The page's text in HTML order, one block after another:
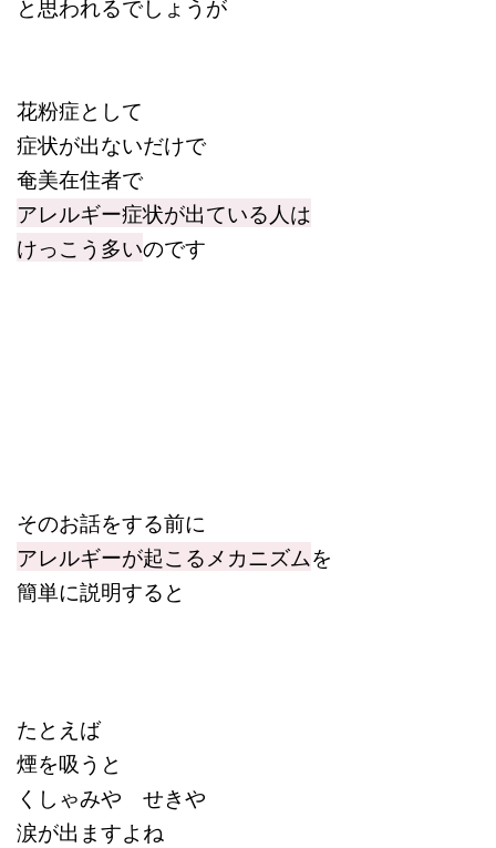
と思われるでしょうが
花粉症として
症状が出ないだけで
奄美在住者で
アレルギー症状が出ている人は
けっこう多いのです
そのお話をする前に
アレルギーが起こるメカニズムを
簡単に説明すると
たとえば
煙を吸うと
くしゃみや せきや
涙が出ますよね